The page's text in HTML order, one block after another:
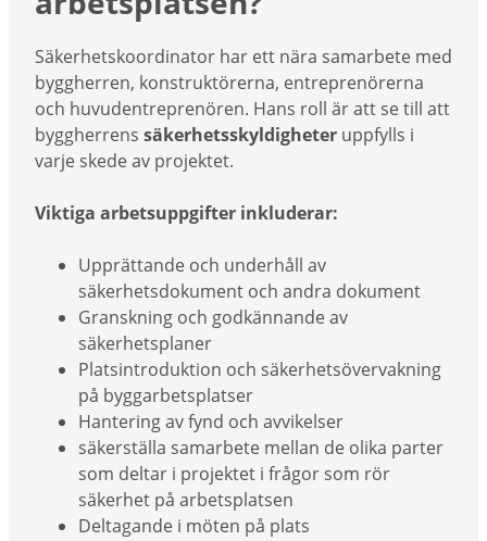
Säkerhetskoordinator har ett nära samarbete med
byggherren, konstruktörerna, entreprenörerna
och huvudentreprenören. Hans roll är att se till att
byggherrens säkerhetsskyldigheter uppfylls i
varje skede av projektet.
Viktiga arbetsuppgifter inkluderar:
Upprättande och underhåll av
säkerhetsdokument och andra dokument
Granskning och godkännande av
säkerhetsplaner
Platsintroduktion och säkerhetsövervakning
på byggarbetsplatser
Hantering av fynd och avvikelser
säkerställa samarbete mellan de olika parter
som deltar i projektet i frågor som rör
säkerhet på arbetsplatsen
Deltagande i möten på plats